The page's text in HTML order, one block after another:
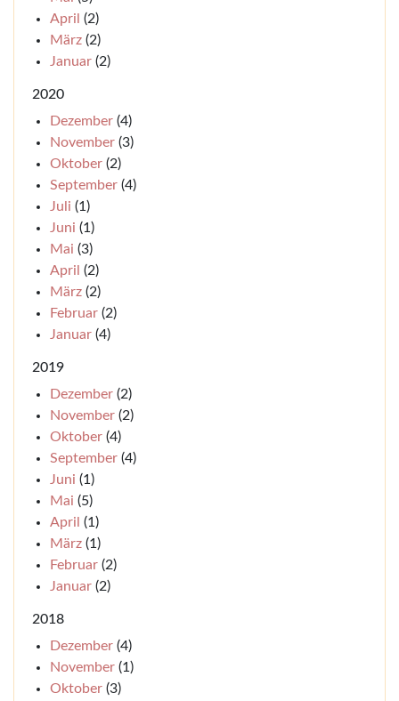
April (2)
März (2)
Januar (2)
2020
Dezember (4)
November (3)
Oktober (2)
September (4)
Juli (1)
Juni (1)
Mai (3)
April (2)
März (2)
Februar (2)
Januar (4)
2019
Dezember (2)
November (2)
Oktober (4)
September (4)
Juni (1)
Mai (5)
April (1)
März (1)
Februar (2)
Januar (2)
2018
Dezember (4)
November (1)
Oktober (3)